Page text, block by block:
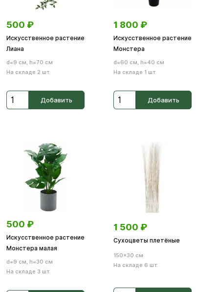
500 ₽
Искусственное растение
Лиана
d=9 см, h=70 см
На складе 2 шт.
Добавить
1 800 ₽
Искусственное растение
Монстера
d=60 см, h=40 см
На складе 1 шт.
Добавить
500 ₽
Искусственное растение
Монстера малая
d=9 см, h=30 см
На складе 3 шт.
1 500 ₽
Сухоцветы плетёные
150×30 см
На складе 6 шт.